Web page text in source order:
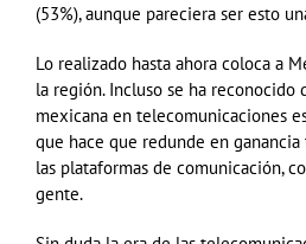
(53%), aunque pareciera ser esto
Lo realizado hasta ahora coloca a
la región. Incluso se ha reconocido
mexicana en telecomunicaciones
que hace que redunde en
las plataformas de comunicación,
gente.